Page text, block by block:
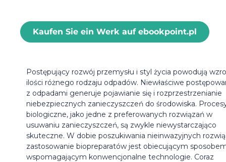
Kaufen Sie ein Werk auf ebookpoint.pl
Postępujący rozwój przemysłu i styl życia powodują
ilości różnego rodzaju odpadów. Niewłaściwe
z odpadami generuje pojawianie się i rozprzestrzenianie
niebezpiecznych zanieczyszczeń do środowiska.
biologiczne, jako jedne z preferowanych rozwiązań w
usuwaniu zanieczyszczeń, są zwykle niewystarczająco
skuteczne. W dobie poszukiwania nieinwazyjnych
zastosowanie biopreparatów jest obiecującym
wspomagającym konwencjonalne technologie. Coraz